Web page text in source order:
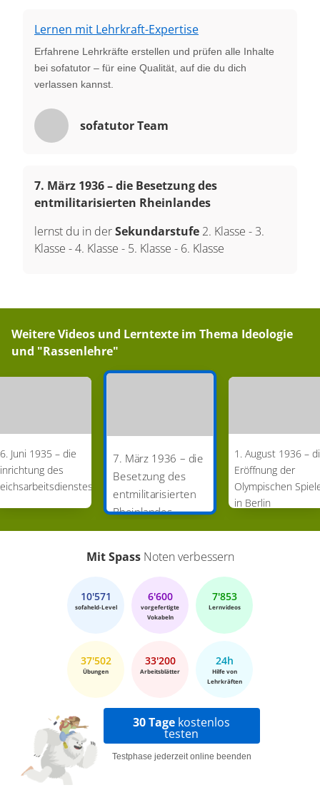
Lernen mit Lehrkraft-Expertise
Erfahrene Lehrkräfte erstellen und prüfen alle Inhalte
bei sofatutor – für eine Qualität, auf die du dich
verlassen kannst.
sofatutor Team
7. März 1936 – die Besetzung des
entmilitarisierten Rheinlandes
lernst du in derSekundarstufe 2. Klasse - 3.
Klasse -4. Klasse - 5. Klasse - 6. Klasse
Weitere Videos und Lerntexte im Thema Ideologie
und "Rassenlehre"
Juni 1935 – die
des
7. März 1936 – die
Besetzung des
entmilitarisierten
Rheinlandes
1. August 1936 –
Eröffnung der
Olympischen
in Berlin
Mit SpassNoten verbessern
10'571
sofaheld-Level
6'600
vorgefertigte
Vokabeln
7'853
Lernvideos
37'502
Übungen
33'200
Arbeitsblätter
24h
Hilfe von
Lehrkräften
30 Tage kostenlos
testen
Testphase jederzeit online beenden